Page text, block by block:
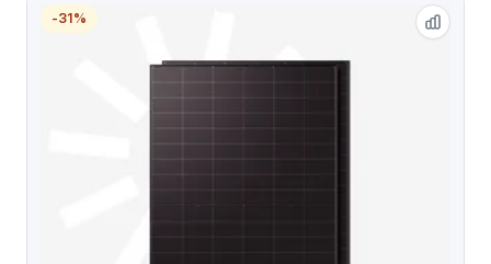
-31%